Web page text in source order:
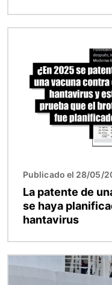
Publicado el 28/05/
La patente de
se haya
hantavirus
Imagen